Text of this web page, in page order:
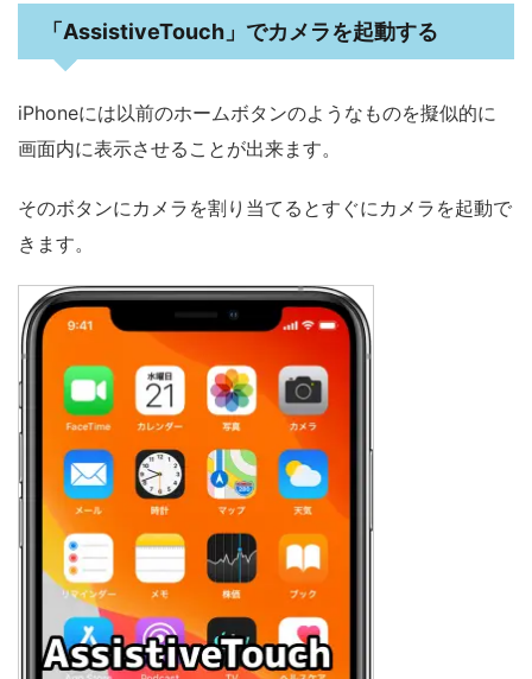
「AssistiveTouch」でカメラを起動する
iPhoneには以前のホームボタンのようなものを擬似的に
画面内に表示させることが出来ます。
そのボタンにカメラを割り当てるとすぐにカメラを起動で
きます。